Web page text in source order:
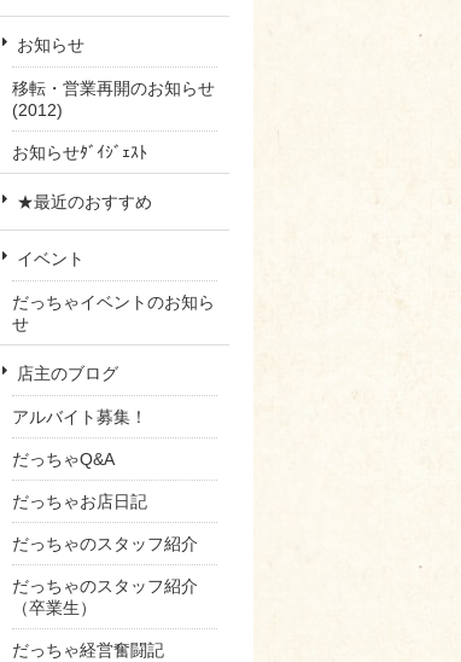
お知らせ
移転・営業再開のお知らせ
(2012)
お知らせﾀﾞｲｼﾞｪｽﾄ
★最近のおすすめ
イベント
だっちゃイベントのお知ら
せ
店主のブログ
アルバイト募集！
だっちゃQ&A
だっちゃお店日記
だっちゃのスタッフ紹介
だっちゃのスタッフ紹介
（卒業生）
だっちゃ経営奮闘記